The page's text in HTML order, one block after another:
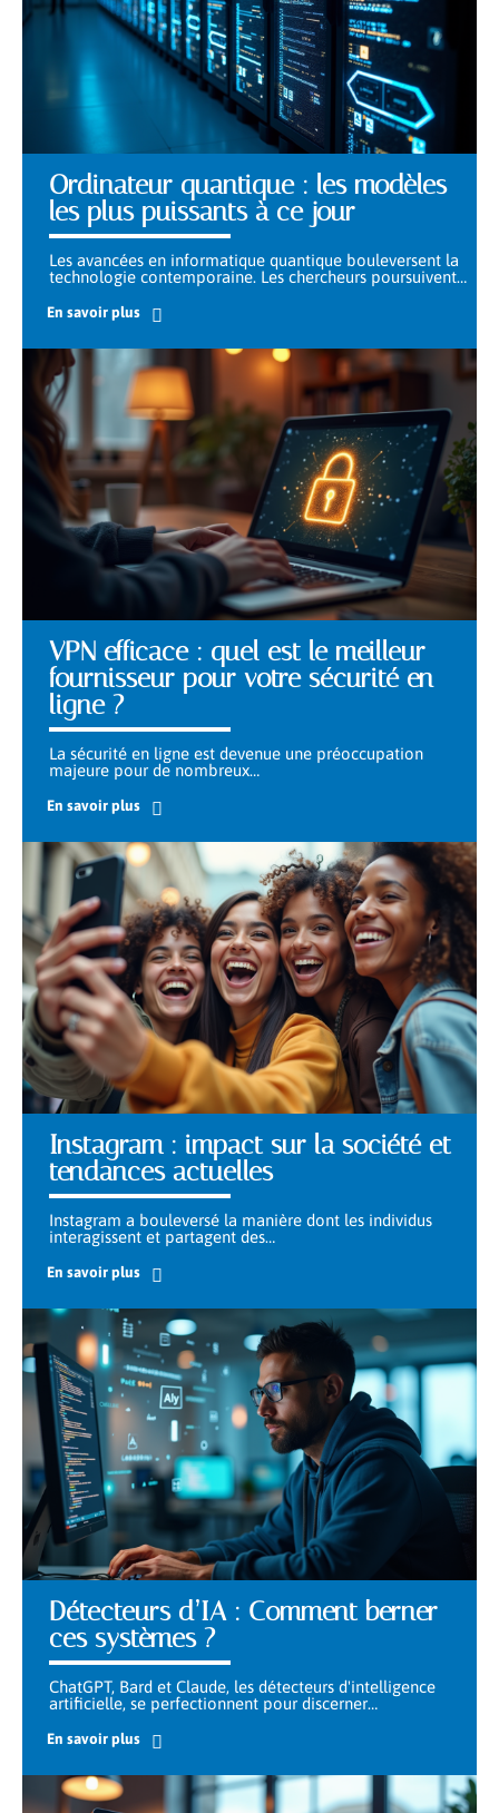
Ordinateur quantique : les modèles
les plus puissants à ce jour
Les avancées en informatique quantique bouleversent la
technologie contemporaine. Les chercheurs poursuivent…
En savoir plus
VPN efficace : quel est le meilleur
fournisseur pour votre sécurité en
ligne ?
La sécurité en ligne est devenue une préoccupation
majeure pour de nombreux…
En savoir plus
Instagram : impact sur la société et
tendances actuelles
Instagram a bouleversé la manière dont les individus
interagissent et partagent des…
En savoir plus
Détecteurs d’IA : Comment berner
ces systèmes ?
ChatGPT, Bard et Claude, les détecteurs d'intelligence
artificielle, se perfectionnent pour discerner…
En savoir plus